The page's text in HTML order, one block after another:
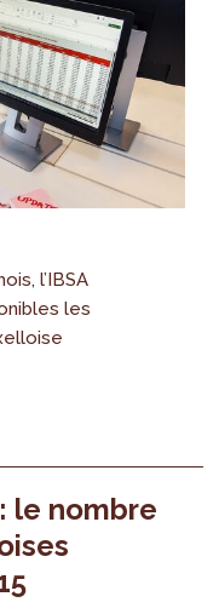
l’IBSA
les
: le nombre